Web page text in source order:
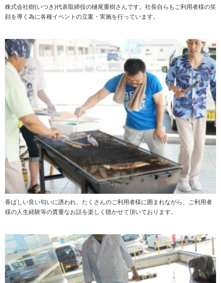
株式会社樹(いつき)代表取締役の樋尾重樹さんです。社長自らもご利用者様の笑
顔を導く為に各種イベントの立案・実施を行っています。
香ばしい良い匂いに誘われ、たくさんのご利用者様に囲まれながら、ご利用者
様の人生経験等の貴重なお話を楽しく聴かせて頂いております。